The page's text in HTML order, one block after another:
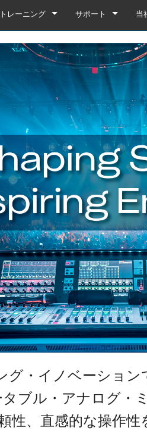
32i/16i
16R
32i/16i
16R
トレーニング
トレーニング
サポート
製品サポート
いつでもヘルプセン
ソフトウェア
ファームウェア
ダウンロード
保証
製品登録
サービス
デモ＆オフラインエ
UI
UI
UI
UI
当
グ・イノベーショ
ブル・アナログ・
性、直感的な操作性